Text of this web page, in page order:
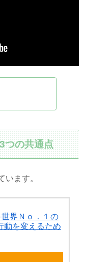
つの共通点
います。
界Ｎｏ．１の
動を変えるため